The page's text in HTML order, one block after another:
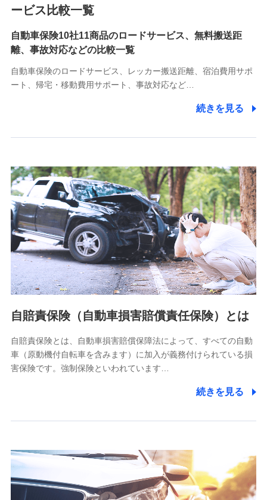
各種お問い合わせに対応するため
10.受託業務の 個人情報
受託業務の遂行およびこれらに準ずる業務の遂行のため
11.マイカー通勤管理クラウド並びに法人向けASPサー
をお送りするため
分析するため
当社の対応品質向上やお問い合わせ内容の正確な把握のため
個人情報保護管理者の職名、連絡先
株式会社ドコモ・インシュアランス 営業部長
〒103-0013 東京都中央区日本橋人形町2-14-10 アーバン
ネット日本橋ビル 3F
株式会社ドコモ・インシュアランス
個人情報の第三者提供について
除き、第三者に提供いたしません。
業務の委託
当社は利用目的の達成に必要な範囲内において個人情報の取
【共同して利用される利用データの項目】
当社又は株式会社NTTドコモがサービス提供等を通じて取得
した、以下の情報などの個人データ
ービス比較一覧
自動車保険10社11商品のロードサービス、無料搬送距
離、事故対応などの比較一覧
自動車保険のロードサービス、レッカー搬送距離、宿泊費用サポ
ート、帰宅・移動費用サポート、事故対応など…
続きを見る
自賠責保険（自動車損害賠償責任保険）とは
自賠責保険とは、自動車損害賠償保障法によって、すべての自動
車（原動機付自転車を含みます）に加入が義務付けられている損
害保険です。強制保険といわれています…
続きを見る